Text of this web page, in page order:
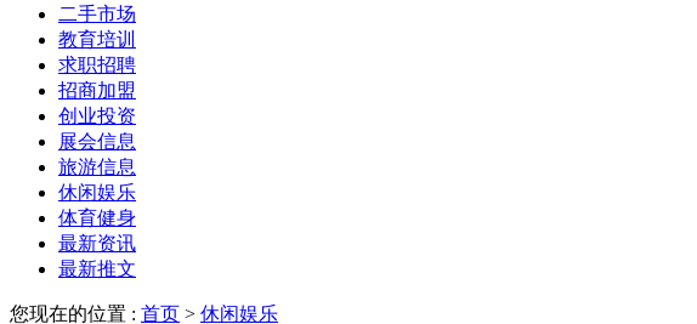
二手市场
教育培训
求职招聘
招商加盟
创业投资
展会信息
旅游信息
休闲娱乐
体育健身
最新资讯
最新推文
您现在的位置 : 首页 > 休闲娱乐